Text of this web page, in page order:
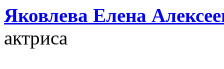
Яковлева Елена
актриса